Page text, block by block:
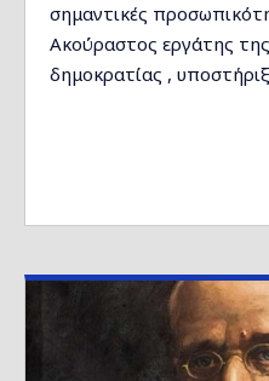
σημαντικές
Ακούραστος εργάτης
δημοκρατίας ,